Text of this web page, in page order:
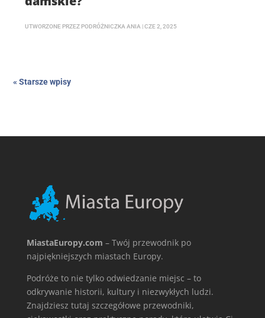
UTWORZONE PRZEZ PODRÓŻNICZKA ANIA |CZE 2, 2025
« Starsze wpisy
MiastaEuropy.com – Twój przewodnik po
najpiękniejszych miastach Europy.
Podróże to nie tylko odwiedzanie miejsc – to
odkrywanie historii, kultury i niezwykłych ludzi.
Znajdziesz tutaj szczegółowe przewodniki,